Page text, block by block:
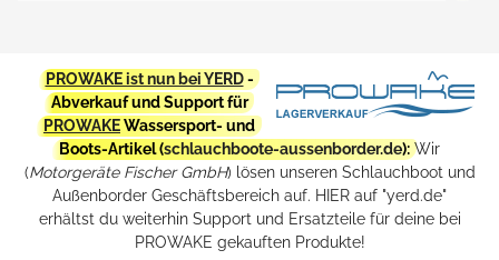
PROWAKE ist nun bei YERD-
Abverkauf und Support für
PROWAKEWassersport- und
Boots-Artikel (schlauchboote-aussenborder.de): Wir
(Motorgeräte Fischer GmbH) lösen unseren Schlauchboot und
Außenborder Geschäftsbereich auf. HIER auf "yerd.de"
erhältst du weiterhin Support und Ersatzteile für deine bei
PROWAKE gekauften Produkte!